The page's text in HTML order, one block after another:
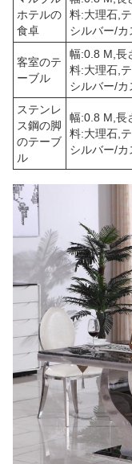
ホテルの
食卓
料:大理石,
シルバー/
客室のテ
ーブル
幅:0.8 M,長
料:大理石,
シルバー/
ステンレ
ス鋼の脚
のテーブ
ル
幅:0.8 M,長
料:大理石,
シルバー/